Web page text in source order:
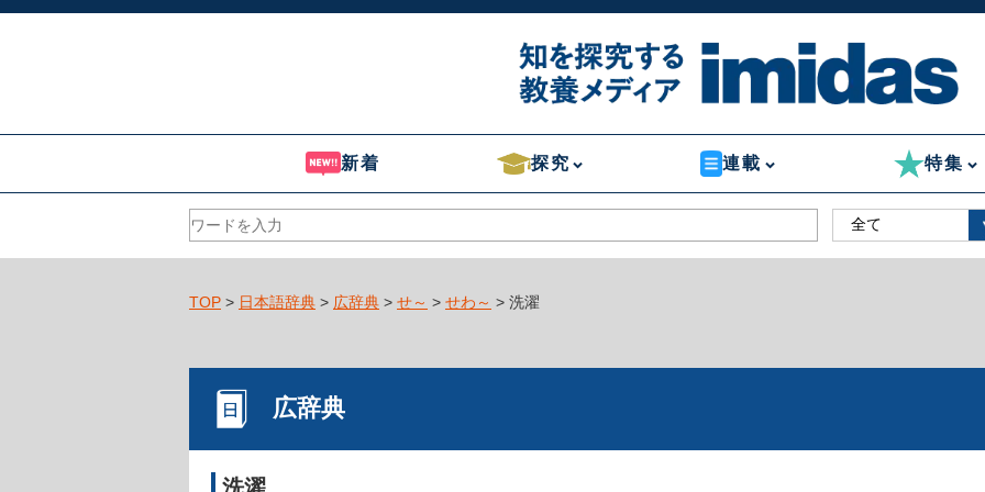
新着 探究 連載 特集
TOP > 日本語辞典 > 広辞典 > せ～ > せわ～ > 洗濯
広辞典